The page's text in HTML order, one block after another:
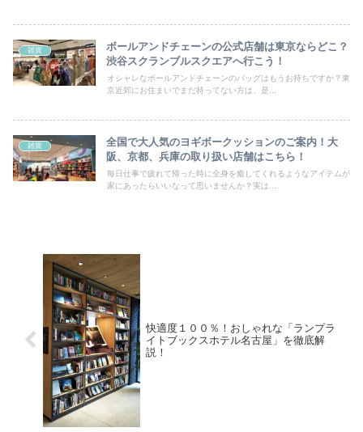
雑貨
ボールアンドチェーンの公式店舗は東京ならどこ？
渋谷スクランブルスクエアへ行こう！
オシャレなボールアンドチェーンのバッグはもうお持ちですか？東
京近郊にお住まいでまだ持ってない方は、是...
雑貨
全国で大人気のヨギボークッションのご案内！大
阪、京都、兵庫の取り扱い店舗はこちら！
毎日仕事で疲れて帰った時に全身を癒してくれるようなアイテムが
家にあったらいいなって思いませんか？実は...
快適度１００％！おしゃれな「ランプラ
イトブックスホテル名古屋」を徹底解
説！